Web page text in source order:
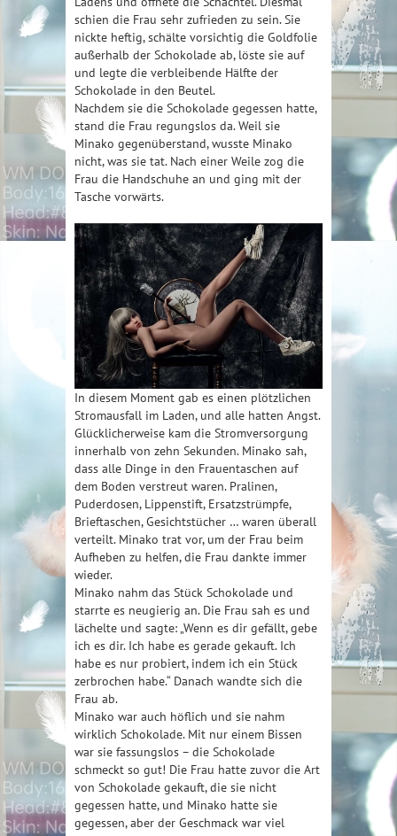
schien die Frau sehr zufrieden zu sein. Sie
nickte heftig, schälte vorsichtig die Goldfolie
außerhalb der Schokolade ab, löste sie auf
und legte die verbleibende Hälfte der
Schokolade in den Beutel.
Nachdem sie die Schokolade gegessen hatte,
stand die Frau regungslos da. Weil sie
Minako gegenüberstand, wusste Minako
nicht, was sie tat. Nach einer Weile zog die
Frau die Handschuhe an und ging mit der
Tasche vorwärts.
In diesem Moment gab es einen plötzlichen
Stromausfall im Laden, und alle hatten Angst.
Glücklicherweise kam die Stromversorgung
innerhalb von zehn Sekunden. Minako sah,
dass alle Dinge in den Frauentaschen auf
dem Boden verstreut waren. Pralinen,
Puderdosen, Lippenstift, Ersatzstrümpfe,
Brieftaschen, Gesichtstücher … waren überall
verteilt. Minako trat vor, um der Frau beim
Aufheben zu helfen, die Frau dankte immer
wieder.
Minako nahm das Stück Schokolade und
starrte es neugierig an. Die Frau sah es und
lächelte und sagte: „Wenn es dir gefällt, gebe
ich es dir. Ich habe es gerade gekauft. Ich
habe es nur probiert, indem ich ein Stück
zerbrochen habe.“ Danach wandte sich die
Frau ab.
Minako war auch höflich und sie nahm
wirklich Schokolade. Mit nur einem Bissen
war sie fassungslos – die Schokolade
schmeckt so gut! Die Frau hatte zuvor die Art
von Schokolade gekauft, die sie nicht
gegessen hatte, und Minako hatte sie
gegessen, aber der Geschmack war viel